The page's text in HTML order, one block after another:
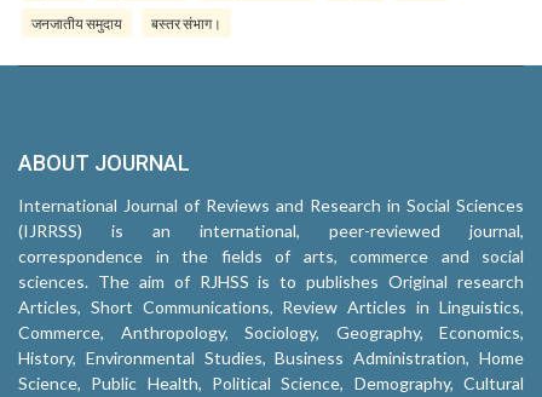
जनजातीय समुदाय बस्तर संभाग।
ABOUT JOURNAL
International Journal of Reviews and Research in Social Sciences
(IJRRSS) is an international, peer-reviewed journal,
correspondence in the fields of arts, commerce and social
sciences. The aim of RJHSS is to publishes Original research
Articles, Short Communications, Review Articles in Linguistics,
Commerce, Anthropology, Sociology, Geography, Economics,
History, Environmental Studies, Business Administration, Home
Science, Public Health, Political Science, Demography, Cultural